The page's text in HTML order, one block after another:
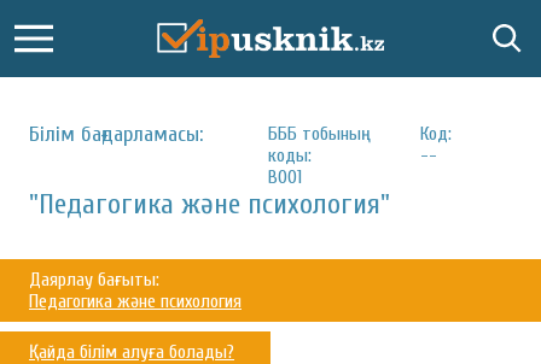
Білім бағдарламасы:
БББ тобының
коды:
В001
Код:
--
"Педагогика және психология"
Даярлау бағыты:
Педагогика және психология
Қайда білім алуға болады?